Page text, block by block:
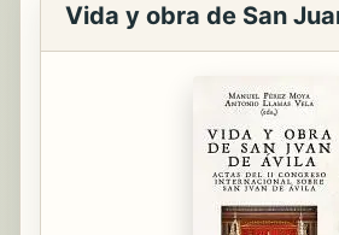
Vida y obra de San